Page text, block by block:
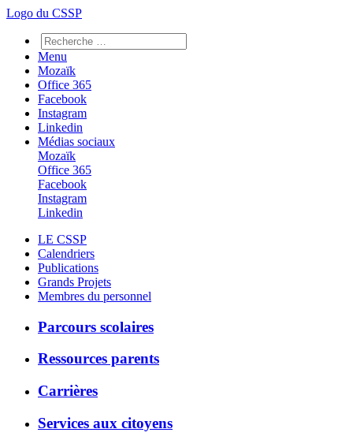
Logo du CSSP
Menu
Mozaïk
Office 365
Facebook
Instagram
Linkedin
Médias sociaux
Mozaïk
Office 365
Facebook
Instagram
Linkedin
LE CSSP
Calendriers
Publications
Grands Projets
Membres du personnel
Parcours scolaires
Ressources parents
Carrières
Services aux citoyens